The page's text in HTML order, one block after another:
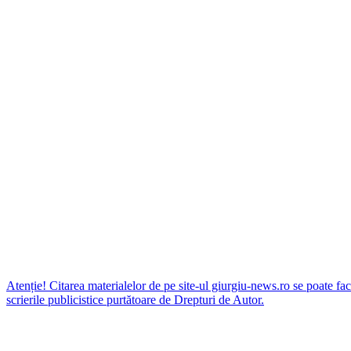
Atenție! Citarea materialelor de pe site-ul giurgiu-news.ro se poate
scrierile publicistice purtătoare de Drepturi de Autor.